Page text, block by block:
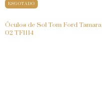
ESGOTADO
Óculos de Sol Tom Ford Tamara
02 TF1114